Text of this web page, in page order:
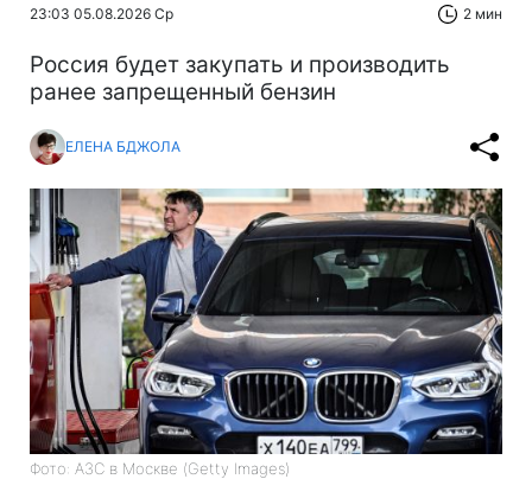
23:03 05.08.2026 Ср 2 мин
Россия будет закупать и производить
ранее запрещенный бензин
ЕЛЕНА БДЖОЛА
Фото: АЗС в Москве (Getty Images)